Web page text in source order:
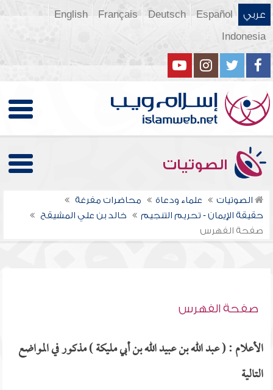
عربي Español
Deutsch
Français
English
Indonesia
الصوتيات
الصوتيات علماء ودعاة
محاضرات مفرغة
حقيقة الإيمان - تحريم التنجيم
خالد بن علي المشيقح
صفحة الفهرس
صفحة الفهرس
الأعلام : ( عبد الله بن عبيد الله بن أبي مليكة ) مذكور في المواضع
التالية